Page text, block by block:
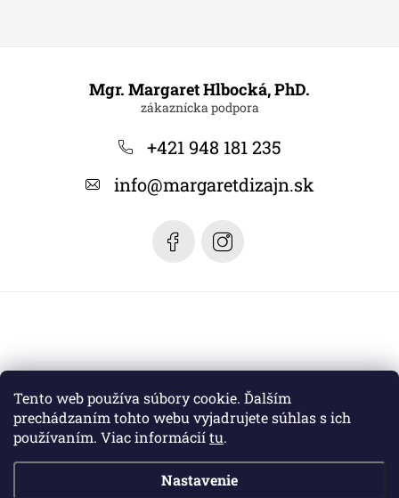
Tento web používa súbory cookie. Ďalším
prechádzaním tohto webu vyjadrujete súhlas s ich
používaním. Viac informáciítu.
Nastavenie
Mgr. Margaret Hlbocká, PhD.
+421 948 181 235
info@margaretdizajn.sk